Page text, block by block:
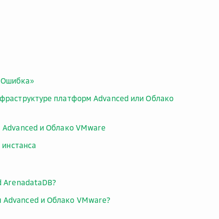
платформ Advanced или Облако
и Облако VMware
ArenadataDB?
и Облако VMware?